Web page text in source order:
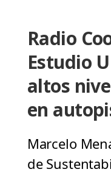
Radio
Estudio
altos
en
Marcelo
de